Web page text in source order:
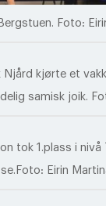
Foto:
Njård kjørte et
samisk joik.
tok 1.plass i nivå
Eirin